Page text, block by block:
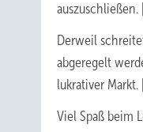
auszuschließen.
Derweil
abgeregelt
lukrativer Markt.
Viel Spaß beim